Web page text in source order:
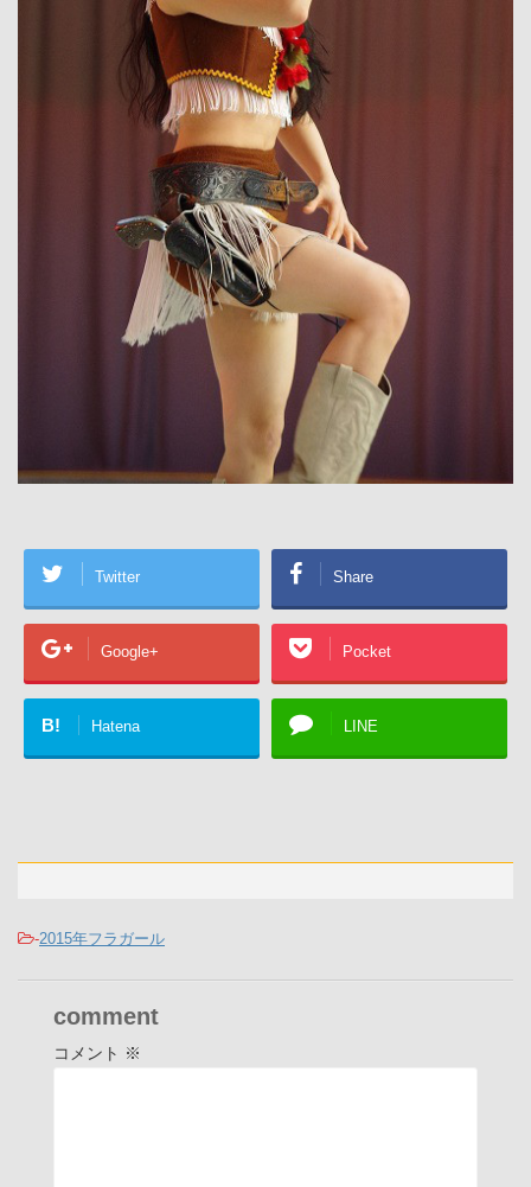
Twitter Share
Google+ Pocket
B! Hatena LINE
-2015年フラガール
comment
コメント ※